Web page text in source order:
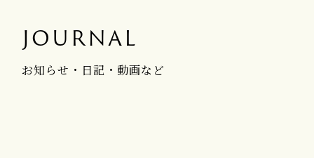
JOURNAL
お知らせ・日記・動画など